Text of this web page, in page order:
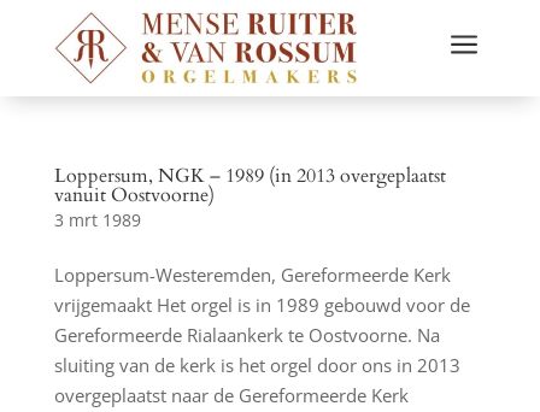
a
Loppersum, NGK – 1989 (in 2013 overgeplaatst
vanuit Oostvoorne)
3 mrt 1989
Loppersum-Westeremden, Gereformeerde Kerk
vrijgemaakt Het orgel is in 1989 gebouwd voor de
Gereformeerde Rialaankerk te Oostvoorne. Na
sluiting van de kerk is het orgel door ons in 2013
overgeplaatst naar de Gereformeerde Kerk